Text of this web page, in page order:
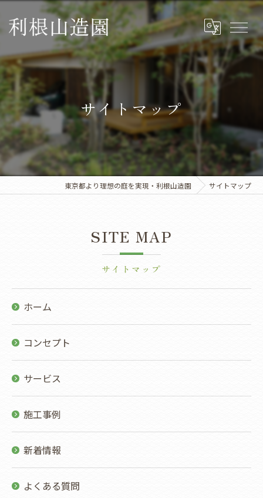
サイトマップ
東京都より理想の庭を実現・利根山造園 サイトマップ
サイトマップ
SITE MAP
ホーム
コンセプト
サービス
施工事例
新着情報
よくある質問